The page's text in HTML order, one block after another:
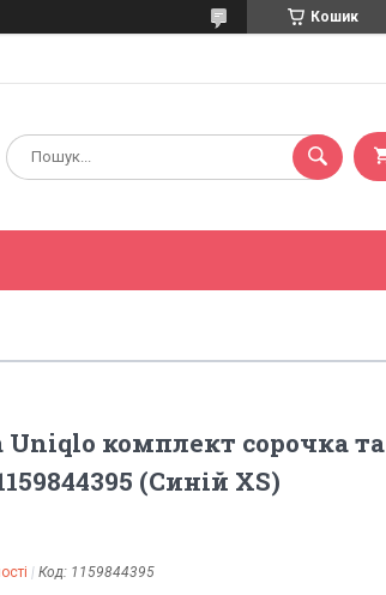
Кошик
комплект сорочка та
(Синій XS)
Код: 1159844395